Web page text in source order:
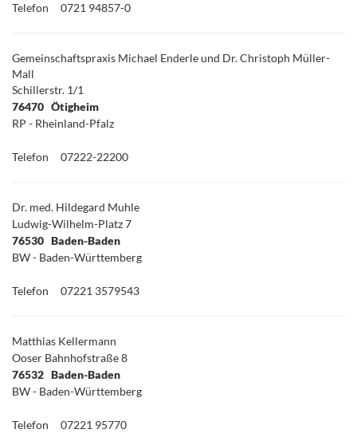
Telefon 0721 94857-0
Gemeinschaftspraxis Michael Enderle und Dr. Christoph Müller-
Mall
Schillerstr. 1/1
76470 Ötigheim
RP - Rheinland-Pfalz
Telefon 07222-22200
Dr. med. Hildegard Muhle
Ludwig-Wilhelm-Platz 7
76530 Baden-Baden
BW - Baden-Württemberg
Telefon 07221 3579543
Matthias Kellermann
Ooser Bahnhofstraße 8
76532 Baden-Baden
BW - Baden-Württemberg
Telefon 07221 95770